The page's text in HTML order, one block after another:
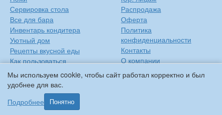
Мы используем cookie, чтобы сайт работал корректно и был
удобнее для вас.
Подробнее
Понятно
Сервировка стола
Все для бара
Инвентарь кондитера
Уютный дом
Рецепты вкусной еды
Как пользоваться
сковородкой
Распродажа
Оферта
Политика
конфиденциальности
Контакты
О компании
Сиропы Monin
Виды барного стекла